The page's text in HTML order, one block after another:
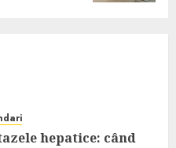
hepatice: când